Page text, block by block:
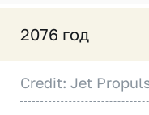
2076 год
Credit: Jet